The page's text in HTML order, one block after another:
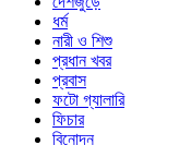
ধর্ম
নারী ও শিশু
প্রধান খবর
প্রবাস
ফটো গ্যালারি
ফিচার
বিনোদন